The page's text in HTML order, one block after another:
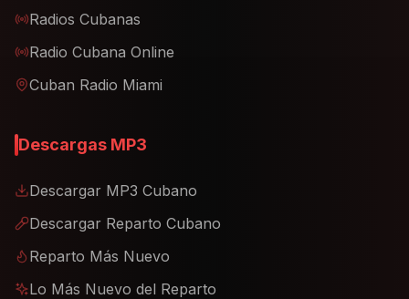
Radios Cubanas
Radio Cubana Online
Cuban Radio Miami
Descargas MP3
Descargar MP3 Cubano
Descargar Reparto Cubano
Reparto Más Nuevo
Lo Más Nuevo del Reparto